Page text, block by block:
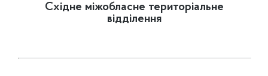
Східне міжобласне територіальне
відділення